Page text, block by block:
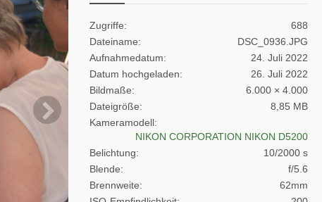
Zugriffe
688
Dateiname
DSC_0936.JPG
Aufnahmedatum
24. Juli 2022
Datum hochgeladen
26. Juli 2022
Bildmaße
6.000 × 4.000
Dateigröße
8,85 MB
Kameramodell
NIKON CORPORATION NIKON D5200
Belichtung
10/2000 s
Blende
f/5.6
Brennweite
62mm